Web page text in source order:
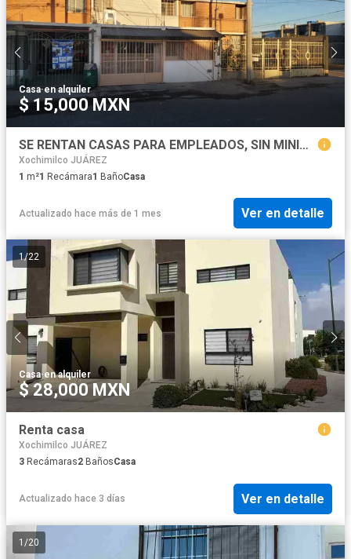
Casa·en alquiler
$ 15,000 MXN
SE RENTAN CASAS PARA EMPLEADOS, SIN MINIMO DE TIEMPO , ATENCION EMPRESAS
Xochimilco JUÁREZ
1 m²1 Recámara1 BañoCasa
Actualizado hace más de 1 mes Ver en detalle
1/22
Casa·en alquiler
$ 28,000 MXN
Renta casa
Xochimilco JUÁREZ
3 Recámaras2 BañosCasa
Actualizado hace 3 días Ver en detalle
1 /20